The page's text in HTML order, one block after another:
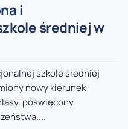
i
średniej w
szkole średniej
nowy kierunek
poświęcony